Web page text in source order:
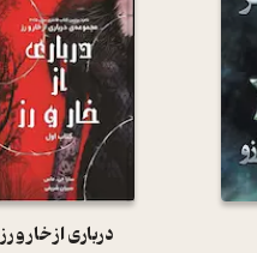
درباری از خار و رز